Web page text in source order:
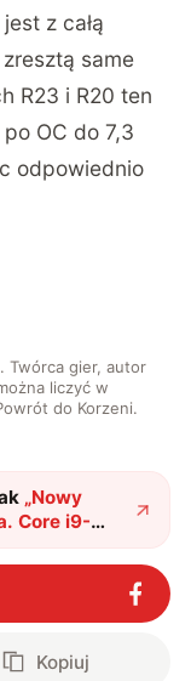
z całą
same
R23 i R20 ten
OC do 7,3
odpowiednio
Twórca gier, autor
liczyć w
do Korzeni.
„Nowy
Core i9-
procesora
Kopiuj